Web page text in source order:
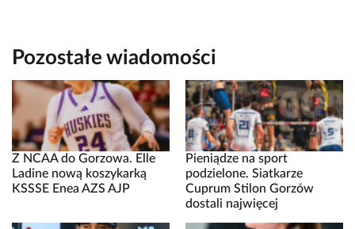
Pozostałe wiadomości
Z NCAA do Gorzowa. Elle
Ladine nową koszykarką
KSSSE Enea AZS AJP
Pieniądze na sport
podzielone. Siatkarze
Cuprum Stilon Gorzów
dostali najwięcej